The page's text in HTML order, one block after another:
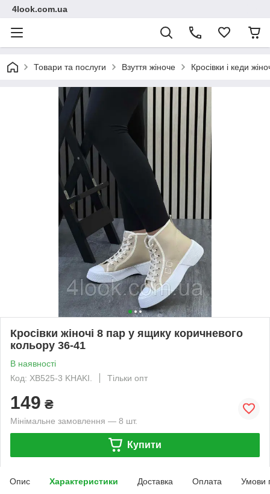
4look.com.ua
Товари та послуги Взуття жіноче Кросівки і кеди
Кросівки жіночі 8 пар у ящику коричневого
кольору 36-41
В наявності
Код: XB525-3 KHAKI.
Тільки опт
149 ₴
Мінімальне замовлення — 8 шт.
Купити
Опис Характеристики Доставка Оплата Умови